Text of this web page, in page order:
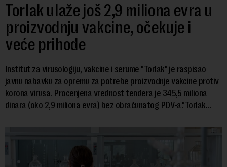
Torlak ulaže još 2,9 miliona evra u
proizvodnju vakcine, očekuje i
veće prihode
Institut za virusologiju, vakcine i serume "Torlak" je raspisao
javnu nabavku za opremu za potrebe proizvodnje vakcine protiv
korona virusa. Procenjena vrednost tendera je 345,5 miliona
dinara (oko 2,9 miliona evra) bez obračunatog PDV-a."Torlak...